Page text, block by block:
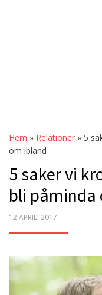
Hem » Relationer » 5
om ibland
5 saker vi
bli påminda
POSTED
12 APRIL, 2017